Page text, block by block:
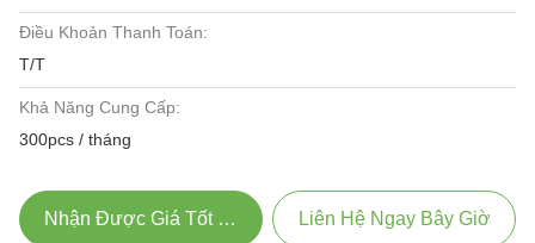
Điều Khoản Thanh Toán:
T/T
Khả Năng Cung Cấp:
300pcs / tháng
Nhận Được Giá Tốt Nhất Liên Hệ Ngay Bây Giờ